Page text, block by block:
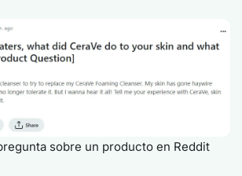
sobre un producto en Reddit